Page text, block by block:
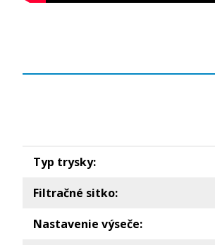
Typ trysky:
Filtračné sitko:
Nastavenie výseče: